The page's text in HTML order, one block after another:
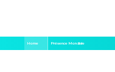
au
d'Ariane
Home Présence Mondiale